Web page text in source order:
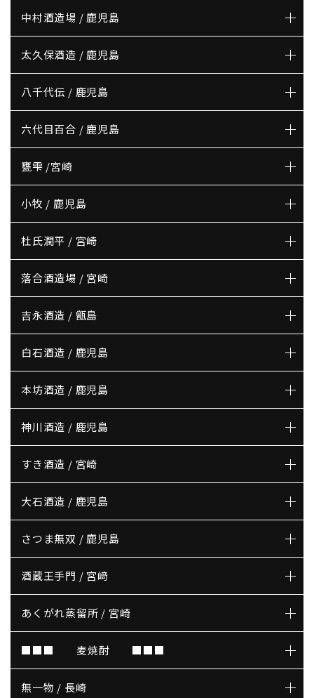
中村酒造場 / 鹿児島
太久保酒造 / 鹿児島
八千代伝 / 鹿児島
六代目百合 / 鹿児島
甕雫 /宮崎
小牧 / 鹿児島
杜氏潤平 / 宮崎
落合酒造場 / 宮崎
吉永酒造 / 甑島
白石酒造 / 鹿児島
本坊酒造 / 鹿児島
神川酒造 / 鹿児島
すき酒造 / 宮崎
大石酒造 / 鹿児島
さつま無双 / 鹿児島
酒蔵王手門 / 宮﨑
あくがれ蒸留所 / 宮崎
■■■ 麦焼酎 ■■■
無一物 / 長崎